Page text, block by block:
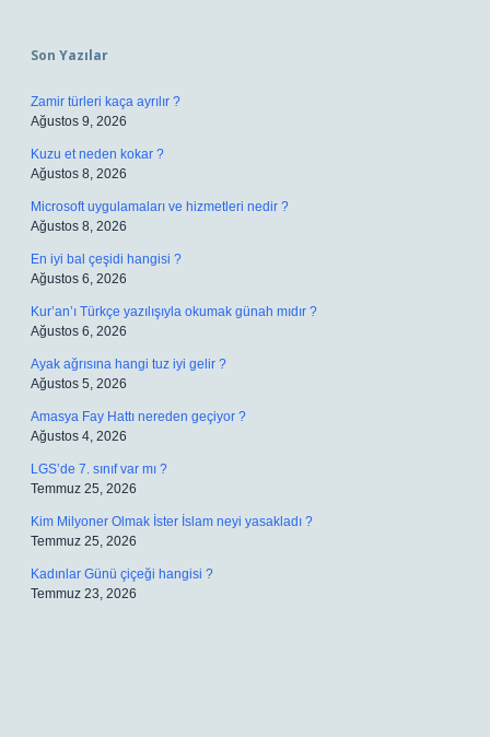
Son Yazılar
Zamir türleri kaça ayrılır ?
Ağustos 9, 2026
Kuzu et neden kokar ?
Ağustos 8, 2026
Microsoft uygulamaları ve hizmetleri nedir ?
Ağustos 8, 2026
En iyi bal çeşidi hangisi ?
Ağustos 6, 2026
Kur’an’ı Türkçe yazılışıyla okumak günah mıdır ?
Ağustos 6, 2026
Ayak ağrısına hangi tuz iyi gelir ?
Ağustos 5, 2026
Amasya Fay Hattı nereden geçiyor ?
Ağustos 4, 2026
LGS’de 7. sınıf var mı ?
Temmuz 25, 2026
Kim Milyoner Olmak İster İslam neyi yasakladı ?
Temmuz 25, 2026
Kadınlar Günü çiçeği hangisi ?
Temmuz 23, 2026